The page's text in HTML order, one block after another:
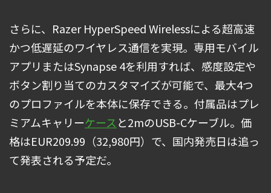
さらに、Razer HyperSpeed Wirelessによる超高速
かつ低遅延のワイヤレス通信を実現。専用モバイル
アプリまたはSynapse 4を利用すれば、感度設定や
ボタン割り当てのカスタマイズが可能で、最大4つ
のプロファイルを本体に保存できる。付属品はプレ
ミアムキャリーケースと2mのUSB-Cケーブル。価
格はEUR209.99（32,980円）で、国内発売日は追っ
て発表される予定だ。